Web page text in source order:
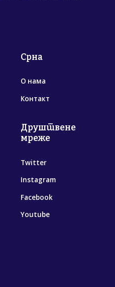
Срна
О нама
Контакт
Друштвене
мреже
Twitter
Instagram
Facebook
Youtube